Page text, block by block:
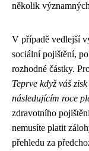
několik
V případě vedlejší
sociální pojištění,
rozhodné částky.
Teprve když váš
následujícím roce
zdravotního
nemusíte platit
přehledu za